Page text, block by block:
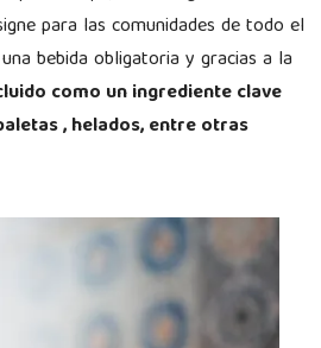
para las comunidades de todo el
bebida obligatoria y gracias a la
como un ingrediente clave
, helados, entre otras